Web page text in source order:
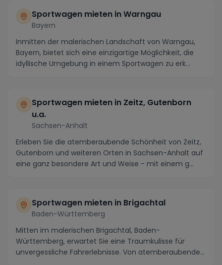
Sportwagen mieten in Warngau
Bayern
Inmitten der malerischen Landschaft von Warngau,
Bayern, bietet sich eine einzigartige Möglichkeit, die
idyllische Umgebung in einem Sportwagen zu erk...
Sportwagen mieten in Zeitz, Gutenborn
u.a.
Sachsen-Anhalt
Erleben Sie die atemberaubende Schönheit von Zeitz,
Gutenborn und weiteren Orten in Sachsen-Anhalt auf
eine ganz besondere Art und Weise - mit einem g...
Sportwagen mieten in Brigachtal
Baden-Württemberg
Mitten im malerischen Brigachtal, Baden-
Württemberg, erwartet Sie eine Traumkulisse für
unvergessliche Fahrerlebnisse. Von atemberaubenden